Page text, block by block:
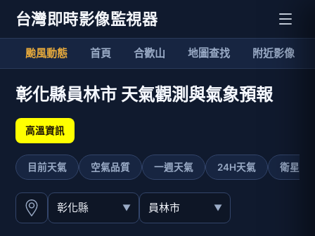
台灣即時影像監視器
颱風動態 首頁 合歡山 地圖查找 附近影像
彰化縣員林市 天氣觀測與氣象預報
高溫資訊
目前天氣 空氣品質 一週天氣 24H天氣 衛星影